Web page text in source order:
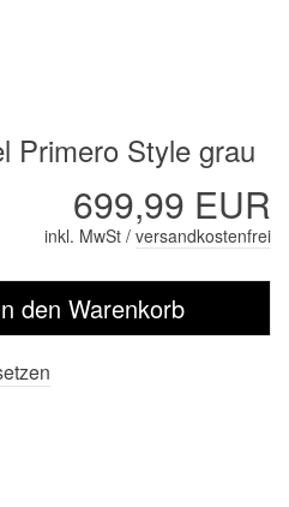
Primero Style grau
699,99 EUR
inkl. MwSt / versandkostenfrei